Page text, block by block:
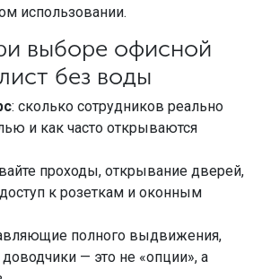
использовании.
выборе офисной
без воды
: сколько сотрудников реально
и как часто открываются
проходы, открывание дверей,
к розеткам и оконным
полного выдвижения,
— это не «опции», а